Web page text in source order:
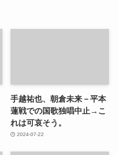
手越祐也、朝倉未来－平本
蓮戦での国歌独唱中止→こ
れは可哀そう。
2024-07-22